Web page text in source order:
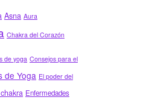
Asna Aura
Chakra del Corazón
de yoga Consejos para el
de Yoga El poder del
Enfermedades